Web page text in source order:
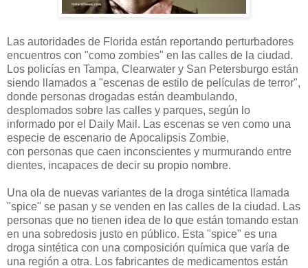
Las autoridades de Florida están reportando perturbadores
encuentros con "como zombies" en las calles de la ciudad.
Los policías en Tampa, Clearwater y San Petersburgo están
siendo llamados a "escenas de estilo de películas de terror",
donde personas drogadas están deambulando,
desplomados sobre las calles y parques, según lo
informado por el Daily Mail. Las escenas se ven como una
especie de escenario de Apocalipsis Zombie,
con personas que caen inconscientes y murmurando entre
dientes, incapaces de decir su propio nombre.
Una ola de nuevas variantes de la droga sintética llamada
"spice" se pasan y se venden en las calles de la ciudad. Las
personas que no tienen idea de lo que están tomando estan
en una sobredosis justo en público. Esta "spice" es una
droga sintética con una composición química que varía de
una región a otra. Los fabricantes de medicamentos están